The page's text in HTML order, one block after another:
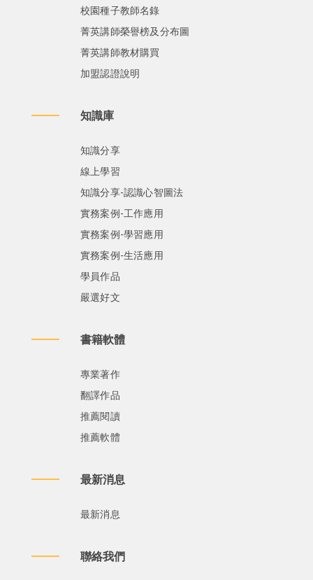
校園種子教師名錄
菁英講師榮譽榜及分布圖
菁英講師教材購買
加盟認證說明
知識庫
知識分享
線上學習
知識分享-認識心智圖法
實務案例-工作應用
實務案例-學習應用
實務案例-生活應用
學員作品
嚴選好文
書籍軟體
專業著作
翻譯作品
推薦閱讀
推薦軟體
最新消息
最新消息
聯絡我們